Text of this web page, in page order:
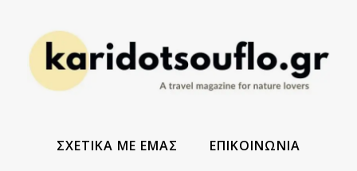
ΣΧΕΤΙΚΑ ΜΕ ΕΜΑΣ ΕΠΙΚΟΙΝΩΝΙΑ